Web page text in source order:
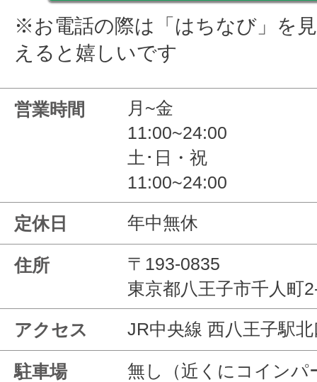
※お電話の際は「はちなび」を
えると嬉しいです
営業時間
月~金
11:00~24:00
土･日・祝
11:00~24:00
定休日 年中無休
住所
〒193-0835
東京都八王子市千人町
アクセス JR中央線 西八王子駅
駐車場 無し（近くにコインパ